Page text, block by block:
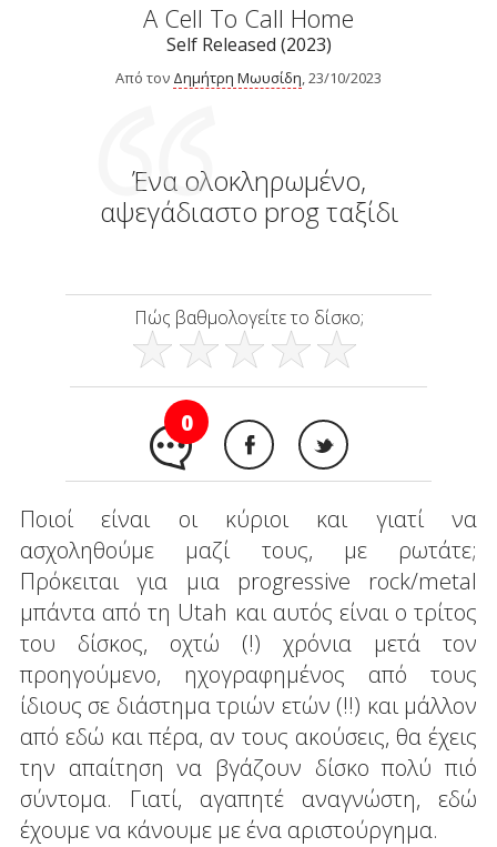
A Cell Τo Call Home
Self Released (2023)
Από τον Δημήτρη Μωυσίδη, 23/10/2023
Ένα ολοκληρωμένο,
αψεγάδιαστο prog ταξίδι
Πώς βαθμολογείτε το δίσκο;
0
Ποιοί είναι οι κύριοι και γιατί να
ασχοληθούμε μαζί τους, με ρωτάτε;
Πρόκειται για μια progressive rock/metal
μπάντα από τη Utah και αυτός είναι ο τρίτος
του δίσκος, οχτώ (!) χρόνια μετά τον
προηγούμενο, ηχογραφημένος από τους
ίδιους σε διάστημα τριών ετών (!!) και μάλλον
από εδώ και πέρα, αν τους ακούσεις, θα έχεις
την απαίτηση να βγάζουν δίσκο πολύ πιό
σύντομα. Γιατί, αγαπητέ αναγνώστη, εδώ
έχουμε να κάνουμε με ένα αριστούργημα.